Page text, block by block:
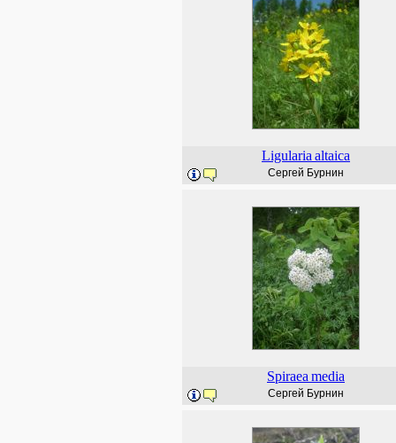
Ligularia altaica
Сергей Бурнин
Spiraea media
Сергей Бурнин